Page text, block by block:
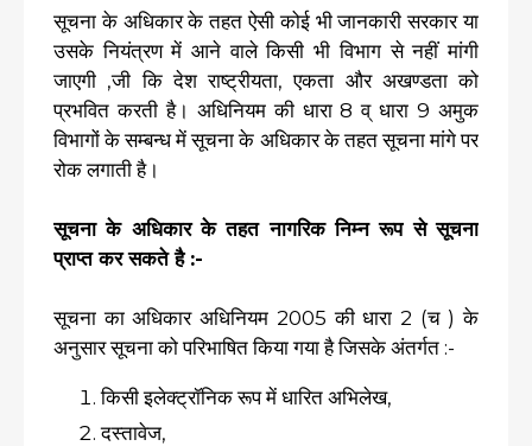
सूचना के अधिकार के तहत ऐसी कोई भी जानकारी सरकार या
उसके नियंत्रण में आने वाले किसी भी विभाग से नहीं मांगी
जाएगी ,जी कि देश राष्ट्रीयता, एकता और अखण्डता को
प्रभवित करती है। अधिनियम की धारा 8 व् धारा 9 अमुक
विभागों के सम्बन्ध में सूचना के अधिकार के तहत सूचना मांगे पर
रोक लगाती है।
सूचना के अधिकार के तहत नागरिक निम्न रूप से सूचना
प्राप्त कर सकते है :-
सूचना का अधिकार अधिनियम 2005 की धारा 2 (च ) के
अनुसार सूचना को परिभाषित किया गया है जिसके अंतर्गत :-
किसी इलेक्ट्रॉनिक रूप में धारित अभिलेख,
दस्तावेज,